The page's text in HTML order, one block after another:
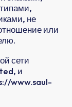
не
или
сети
и
www.saul-